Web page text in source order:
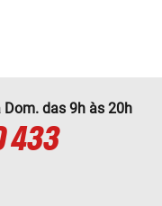
Dom. das 9h às 20h
433